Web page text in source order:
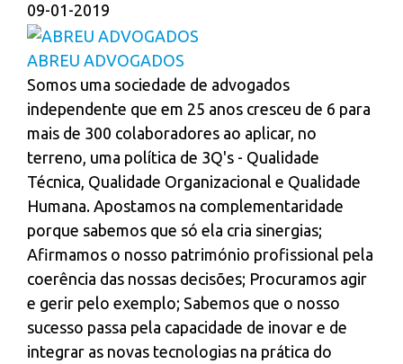
09-01-2019
ABREU ADVOGADOS
Somos uma sociedade de advogados
independente que em 25 anos cresceu de 6 para
mais de 300 colaboradores ao aplicar, no
terreno, uma política de 3Q's - Qualidade
Técnica, Qualidade Organizacional e Qualidade
Humana. Apostamos na complementaridade
porque sabemos que só ela cria sinergias;
Afirmamos o nosso património profissional pela
coerência das nossas decisões; Procuramos agir
e gerir pelo exemplo; Sabemos que o nosso
sucesso passa pela capacidade de inovar e de
integrar as novas tecnologias na prática do